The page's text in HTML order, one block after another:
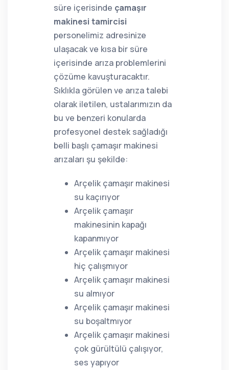
süre içerisinde çamaşır
makinesi tamircisi
personelimiz adresinize
ulaşacak ve kısa bir süre
içerisinde arıza problemlerini
çözüme kavuşturacaktır.
Sıklıkla görülen ve arıza talebi
olarak iletilen, ustalarımızın da
bu ve benzeri konularda
profesyonel destek sağladığı
belli başlı çamaşır makinesi
arızaları şu şekilde:
Arçelik çamaşır makinesi
su kaçırıyor
Arçelik çamaşır
makinesinin kapağı
kapanmıyor
Arçelik çamaşır makinesi
hiç çalışmıyor
Arçelik çamaşır makinesi
su almıyor
Arçelik çamaşır makinesi
su boşaltmıyor
Arçelik çamaşır makinesi
çok gürültülü çalışıyor,
ses yapıyor